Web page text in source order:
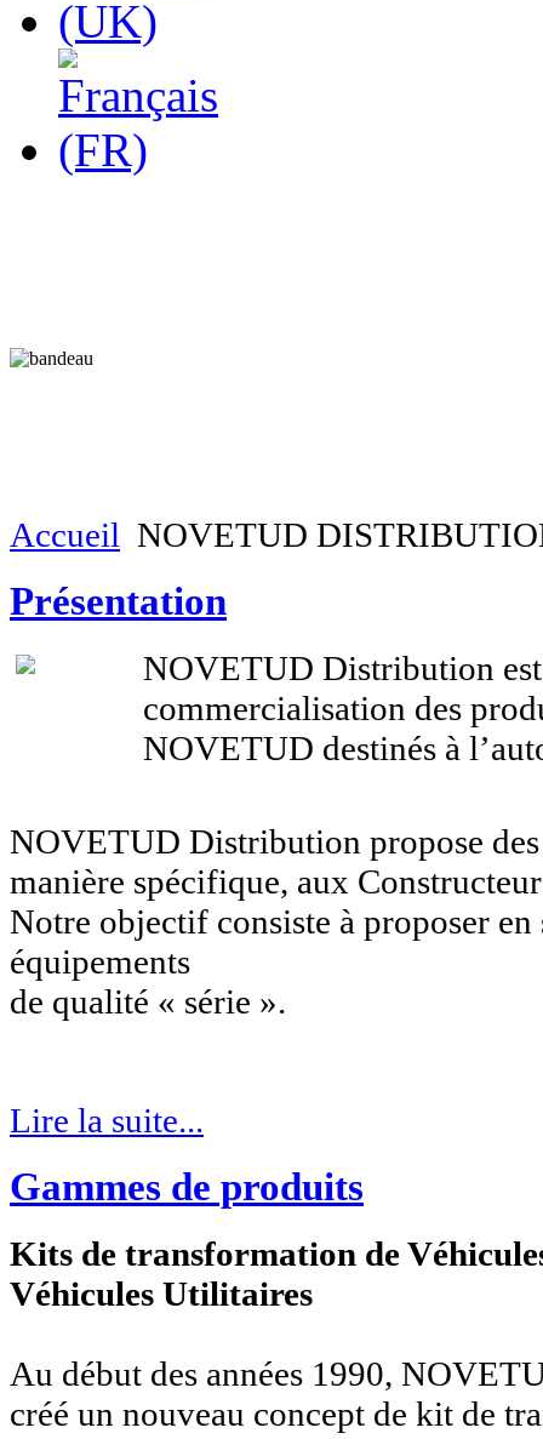
Accueil NOVETUD
Présentation
NOVETUD Distribution est
commercialisation des
NOVETUD destinés à
NOVETUD Distribution propose des
manière spécifique, aux
Notre objectif consiste à proposer en
équipements
de qualité « série ».
Lire la suite...
Gammes de produits
Kits de transformation de
Véhicules Utilitaires
Au début des années 1990,
créé un nouveau concept de kit de